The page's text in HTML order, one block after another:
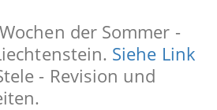
der Sommer -
Siehe Link
- Revision und